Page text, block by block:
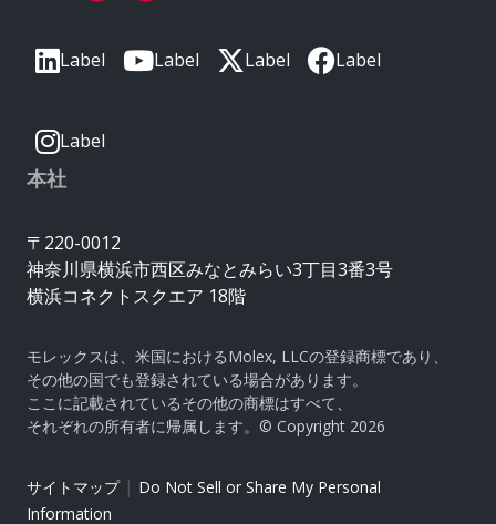
Label Label Label Label
Label
本社
〒220-0012
神奈川県横浜市西区みなとみらい3丁目3番3号
横浜コネクトスクエア 18階
モレックスは、米国におけるMolex, LLCの登録商標であり、
その他の国でも登録されている場合があります。
ここに記載されているその他の商標はすべて、
それぞれの所有者に帰属します。© Copyright 2026
サイトマップ| Do Not Sell or Share My Personal
Information